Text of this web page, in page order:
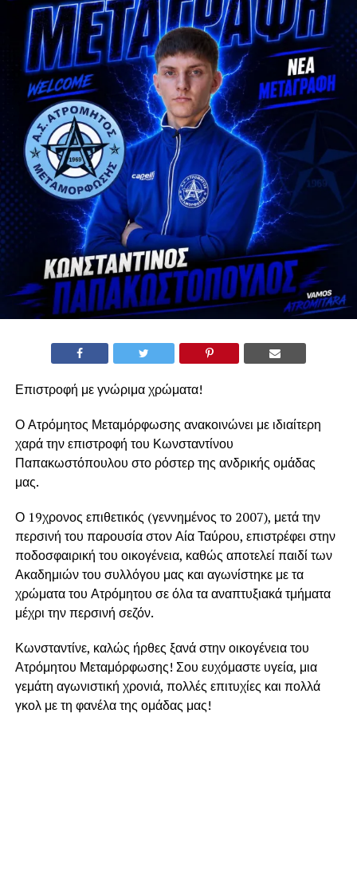
Επιστροφή με γνώριμα χρώματα!
Ο Ατρόμητος Μεταμόρφωσης ανακοινώνει με ιδιαίτερη
χαρά την επιστροφή του Κωνσταντίνου
Παπακωστόπουλου στο ρόστερ της ανδρικής ομάδας
μας.
Ο 19χρονος επιθετικός (γεννημένος το 2007), μετά την
περσινή του παρουσία στον Αία Ταύρου, επιστρέφει στην
ποδοσφαιρική του οικογένεια, καθώς αποτελεί παιδί των
Ακαδημιών του συλλόγου μας και αγωνίστηκε με τα
χρώματα του Ατρόμητου σε όλα τα αναπτυξιακά τμήματα
μέχρι την περσινή σεζόν.
Κωνσταντίνε, καλώς ήρθες ξανά στην οικογένεια του
Ατρόμητου Μεταμόρφωσης! Σου ευχόμαστε υγεία, μια
γεμάτη αγωνιστική χρονιά, πολλές επιτυχίες και πολλά
γκολ με τη φανέλα της ομάδας μας!